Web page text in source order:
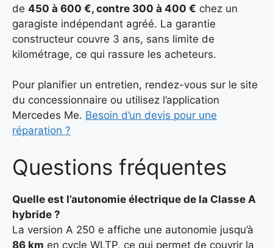
de 450 à 600 €, contre 300 à 400 € chez un
garagiste indépendant agréé. La garantie
constructeur couvre 3 ans, sans limite de
kilométrage, ce qui rassure les acheteurs.
Pour planifier un entretien, rendez-vous sur le site
du concessionnaire ou utilisez l’application
Mercedes Me. Besoin d’un devis pour une
réparation ?
Questions fréquentes
Quelle est l’autonomie électrique de la Classe A
hybride ?
La version A 250 e affiche une autonomie jusqu’à
86 km en cycle WLTP, ce qui permet de couvrir la